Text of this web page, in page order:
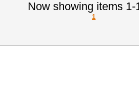
Now showing items 1-
1